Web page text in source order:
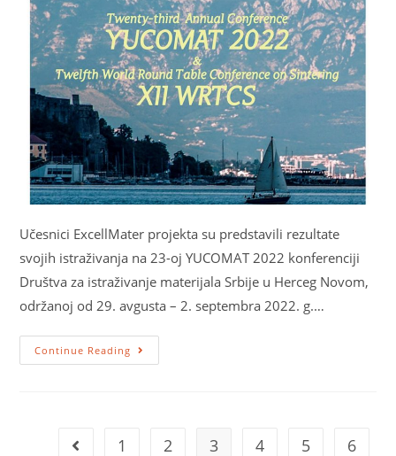
Učesnici ExcellMater projekta su predstavili rezultate
svojih istraživanja na 23-oj YUCOMAT 2022 konferenciji
Društva za istraživanje materijala Srbije u Herceg Novom,
održanoj od 29. avgusta – 2. septembra 2022. g.…
Continue Reading
1 2 3 4 5 6